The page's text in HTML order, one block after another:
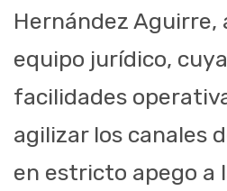
Hernández Aguirre,
equipo jurídico,
facilidades
agilizar los canales
en estricto apego a